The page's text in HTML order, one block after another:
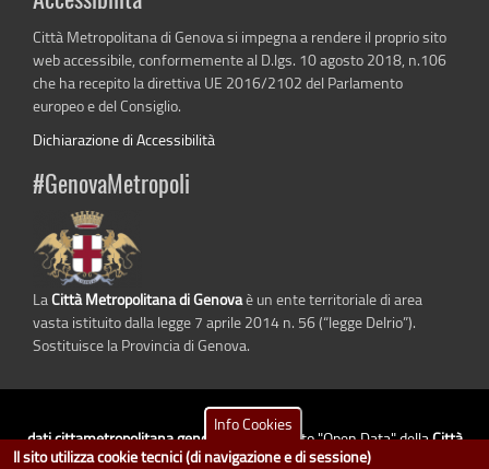
Città Metropolitana di Genova si impegna a rendere il proprio sito
web accessibile, conformemente al D.lgs. 10 agosto 2018, n.106
che ha recepito la direttiva UE 2016/2102 del Parlamento
europeo e del Consiglio.
Dichiarazione di Accessibilità
#GenovaMetropoli
LaCittà Metropolitana di Genovaè un ente territoriale di area
vasta istituito dalla legge 7 aprile 2014 n. 56 (“legge Delrio”).
Sostituisce la Provincia di Genova.
dati.cittametropolitana.genova.it è il progetto "Open Data" dellaCittà
Metropolitana di Genova.
Info Cookies
Il sito utilizza cookie tecnici (di navigazione e di sessione)